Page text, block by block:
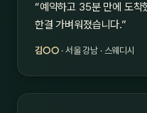
“예약하고 35분 만에 도착
한결 가벼워졌습니다.”
김○○ · 서울 강남 · 스웨디시